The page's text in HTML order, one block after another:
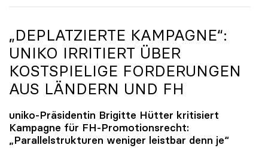
„DEPLATZIERTE KAMPAGNE“:
UNIKO IRRITIERT ÜBER
KOSTSPIELIGE FORDERUNGEN
AUS LÄNDERN UND FH
uniko-Präsidentin Brigitte Hütter kritisiert
Kampagne für FH-Promotionsrecht:
„Parallelstrukturen weniger leistbar denn je“